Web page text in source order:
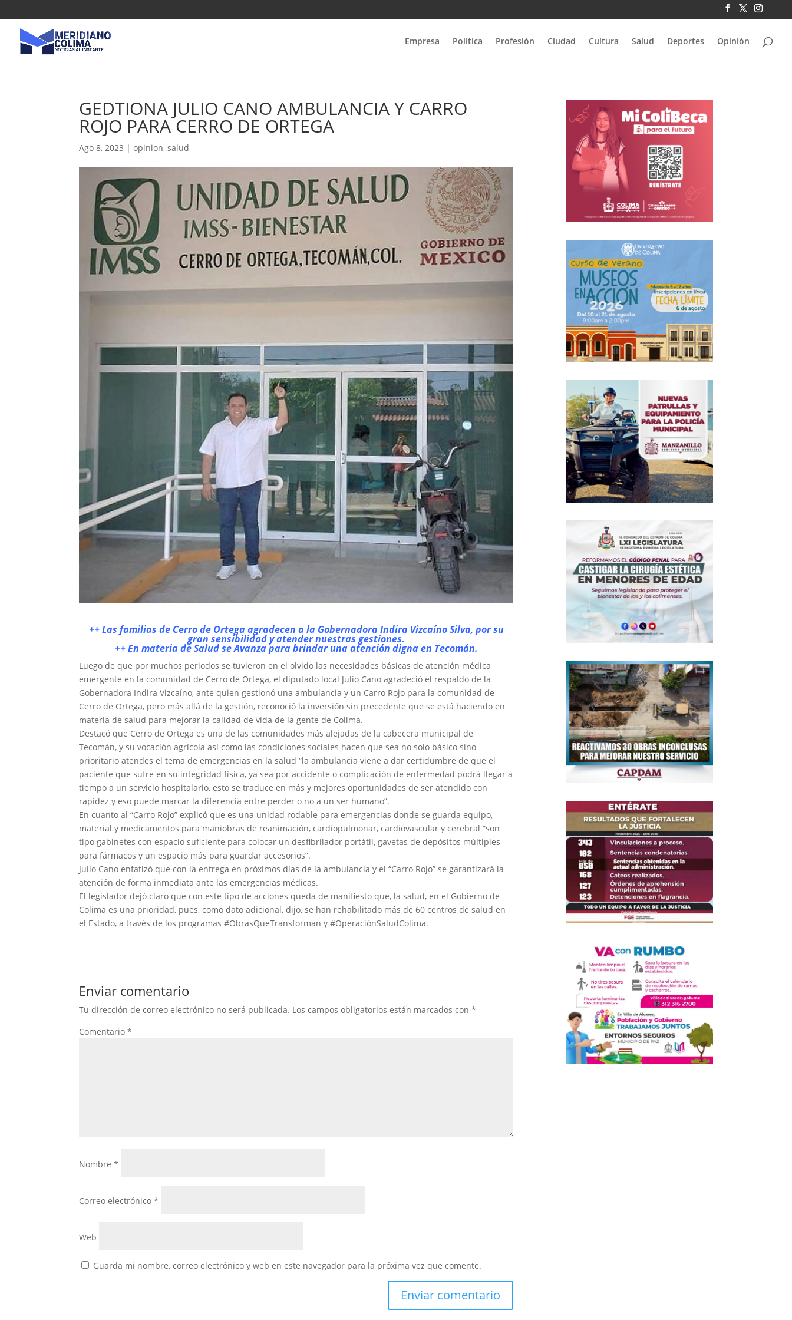
Empresa Política Profesión Ciudad Cultura Salud Deportes Opinión
GEDTIONA JULIO CANO AMBULANCIA Y CARRO
ROJO PARA CERRO DE ORTEGA
Ago 8, 2023 |opinion,salud
++ Las familias de Cerro de Ortega agradecen a la Gobernadora Indira Vizcaíno Silva, por su
gran sensibilidad y atender nuestras gestiones.
++ En materia de Salud se Avanza para brindar una atención digna en Tecomán.
Luego de que por muchos periodos se tuvieron en el olvido las necesidades básicas de atención médica
emergente en la comunidad de Cerro de Ortega, el diputado local Julio Cano agradeció el respaldo de la
Gobernadora Indira Vizcaíno, ante quien gestionó una ambulancia y un Carro Rojo para la comunidad de
Cerro de Ortega, pero más allá de la gestión, reconoció la inversión sin precedente que se está haciendo en
materia de salud para mejorar la calidad de vida de la gente de Colima.
Destacó que Cerro de Ortega es una de las comunidades más alejadas de la cabecera municipal de
Tecomán, y su vocación agrícola así como las condiciones sociales hacen que sea no solo básico sino
prioritario atendes el tema de emergencias en la salud “la ambulancia viene a dar certidumbre de que el
paciente que sufre en su integridad física, ya sea por accidente o complicación de enfermedad podrá llegar a
tiempo a un servicio hospitalario, esto se traduce en más y mejores oportunidades de ser atendido con
rapidez y eso puede marcar la diferencia entre perder o no a un ser humano”.
En cuanto al “Carro Rojo” explicó que es una unidad rodable para emergencias donde se guarda equipo,
material y medicamentos para maniobras de reanimación, cardiopulmonar, cardiovascular y cerebral “son
tipo gabinetes con espacio suficiente para colocar un desfibrilador portátil, gavetas de depósitos múltiples
para fármacos y un espacio más para guardar accesorios”.
Julio Cano enfatizó que con la entrega en próximos días de la ambulancia y el “Carro Rojo” se garantizará la
atención de forma inmediata ante las emergencias médicas.
El legislador dejó claro que con este tipo de acciones queda de manifiesto que, la salud, en el Gobierno de
Colima es una prioridad, pues, como dato adicional, dijo, se han rehabilitado más de 60 centros de salud en
el Estado, a través de los programas #ObrasQueTransforman y #OperaciónSaludColima.
Enviar comentario
Tu dirección de correo electrónico no será publicada. Los campos obligatorios están marcados con*
Comentario*
Nombre*
Correo electrónico*
Web
Guarda mi nombre, correo electrónico y web en este navegador para la próxima vez que comente.